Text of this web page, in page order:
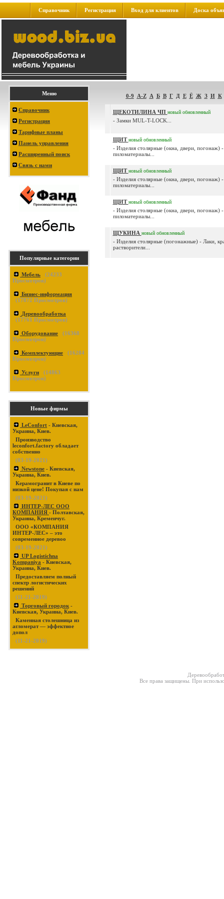
Справочник Регистрация Вход для клиентов Доска
Меню
Справочник
Регистрация
Тарифные планы
Панель управления
Расширенный поиск
Связь с нами
Популярные категории
Мебель (24233
Просмотров)
Бизнес-информация
(17872 Просмотров)
Деревообработка
(17761 Просмотров)
Оборудование (16368
Просмотров)
Комплектующие (16284
Просмотров)
Услуги (14863
Просмотров)
Новые фирмы
LeConfort - Киевская,
Украина, Киев.
Производство
leconfort.factory обладает
собственно
(03-19-2021)
Newstone - Киевская,
Украина, Киев.
Керамогранит в Киеве по
низкой цене! Покупая с нам
(03-19-2021)
ИНТЕР-ЛЕС ООО
КОМПАНИЯ - Полтавская,
Украина, Кременчуг.
ООО «КОМПАНИЯ
ИНТЕР-ЛЕС» – это
современное деревоо
(03-19-2021)
UP Logistichna
Kompaniya - Киевская,
Украина, Киев.
Предоставляем полный
спектр логистических
решений
(11-21-2019)
Торговый городок -
Киевская, Украина, Киев.
Каменная столешница из
агломерат — эффектное
допол
(11-21-2019)
0-9 A-Z А Б В Г Д Е Ё Ж З И К
ЩЕКОТИЛИНА ЧП новый обновленный
- Замки MUL-T-LOCK...
ЩИТновый обновленный
- Изделия столярные (окна, двери, погонаж)
пиломатериалы...
ЩИТновый обновленный
- Изделия столярные (окна, двери, погонаж)
пиломатериалы...
ЩИТновый обновленный
- Изделия столярные (окна, двери, погонаж)
пиломатериалы...
ЩУКИНА новый обновленный
- Изделия столярные (погонажные) - Лаки,
растворители...
Все права защищены. При